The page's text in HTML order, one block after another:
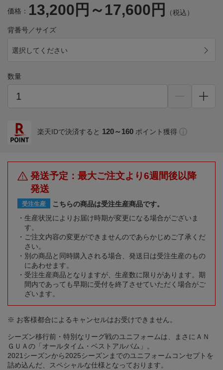
価格： 13,200円～17,600円 （税込）
背番号／サイズ
選択してください
数量
楽天IDで決済すると 120～160 ポイント獲得
発送予定：最大ご注文より6週間後以降
発送
受注生産
こちらの商品は受注生産商品です。
生産状況によりお届け時期が変更になる場合がございま
す。
ご注文内容の変更ができませんのであらかじめご了承くだ
さい。
別の商品と同時購入される場合、発送日は受注生産のもの
にあわせます。
受注生産商品となりますが、生産数に限りがあります。期
間内であっても早期に受付を終了させていただく場合がご
ざいます。
※ お客様都合によるキャンセルはお受けできません。
シーズン移行前・特別なリーグ戦のユニフォームは、まさにＡＮ
ＧＵＡの「オールタイム・ベストアルバム」。
2021シーズンから2025シーズンまでのユニフォームコンセプトを
詰め込んだ、スペシャルな仕様となっております。